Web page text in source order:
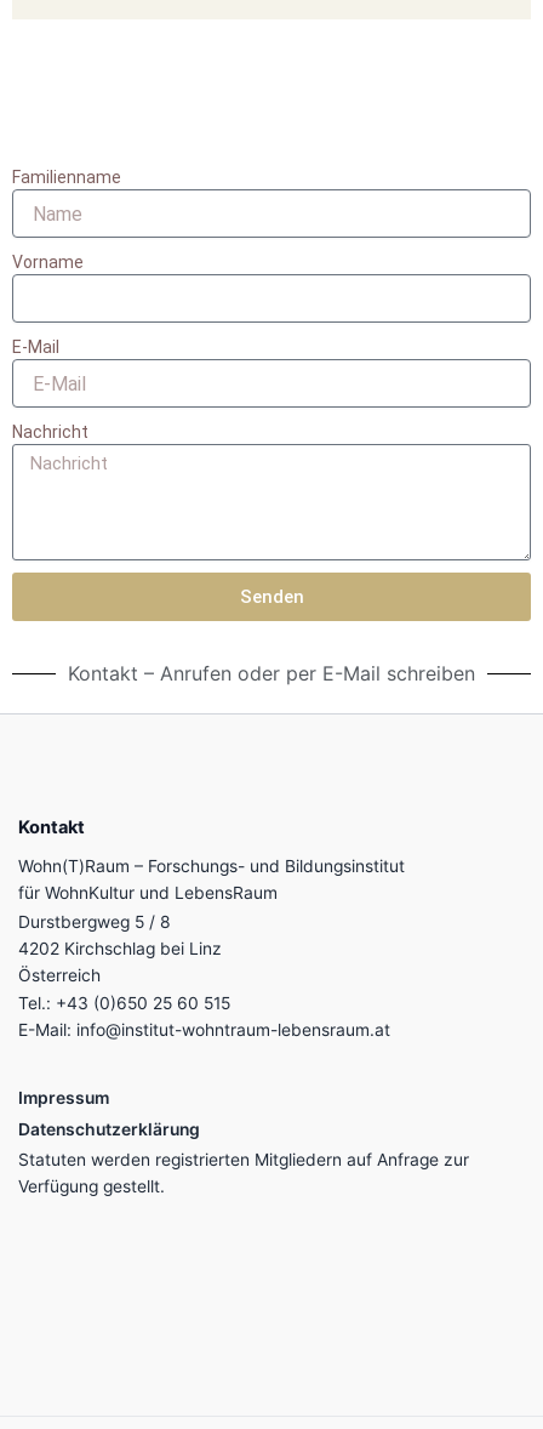
Familienname
Vorname
E-Mail
Nachricht
Senden
Kontakt – Anrufen oder per E-Mail schreiben
Kontakt
Wohn(T)Raum – Forschungs- und Bildungsinstitut
für WohnKultur und LebensRaum
Durstbergweg 5 / 8
4202 Kirchschlag bei Linz
Österreich
Tel.: +43 (0)650 25 60 515
E-Mail: info@institut-wohntraum-lebensraum.at
Impressum
Datenschutzerklärung
Statuten werden registrierten Mitgliedern auf Anfrage zur
Verfügung gestellt.